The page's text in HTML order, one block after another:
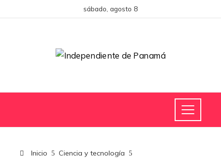
sábado, agosto 8
Inicio
Ciencia y tecnología